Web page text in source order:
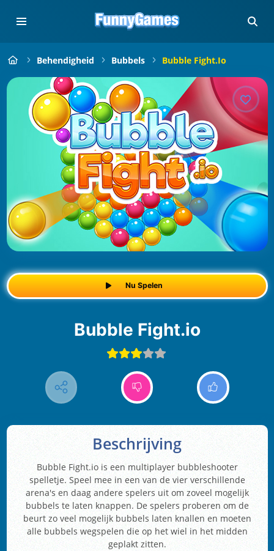
Behendigheid Bubbels Bubble Fight.io
Nu Spelen
Bubble Fight.io
Beschrijving
Bubble Fight.io is een multiplayer bubbleshooter
spelletje. Speel mee in een van de vier verschillende
arena's en daag andere spelers uit om zoveel mogelijk
bubbels te laten knappen. De spelers proberen om de
beurt zo veel mogelijk bubbels laten knallen en moeten
alle bubbels wegspelen die op het wiel in het midden
geplakt zitten.